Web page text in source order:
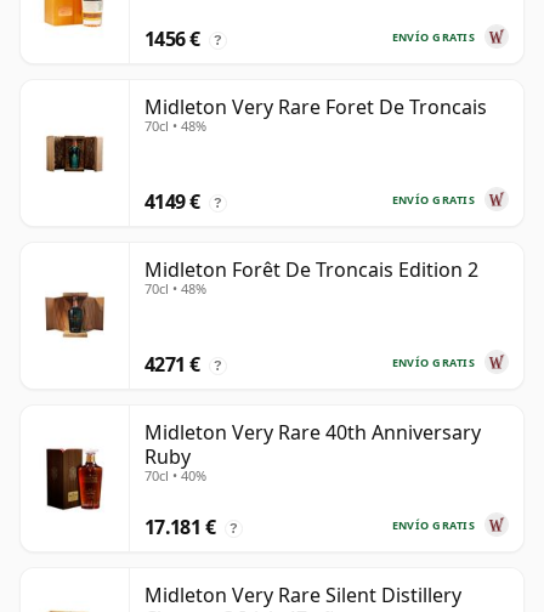
ENVÍO GRATIS
1456 € ?
Midleton Very Rare Foret De Troncais
70cl • 48%
ENVÍO GRATIS
4149 € ?
Midleton Forêt De Troncais Edition 2
70cl • 48%
ENVÍO GRATIS
4271 € ?
Midleton Very Rare 40th Anniversary
Ruby
70cl • 40%
ENVÍO GRATIS
17.181 € ?
Midleton Very Rare Silent Distillery